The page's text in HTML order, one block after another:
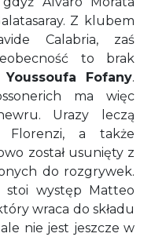
Z klubem
Calabria, zaś
to brak
Youssoufa Fofany.
ma więc
Urazy leczą
Florenzi, a także
został usunięty z
do rozgrywek.
stoi występ Matteo
wraca do składu
nie jest jeszcze w